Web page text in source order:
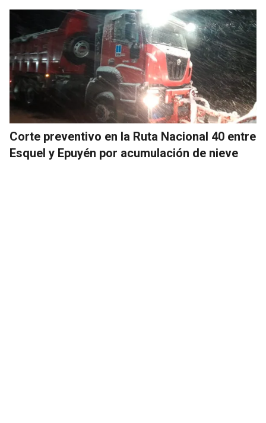
Corte preventivo en la Ruta Nacional 40 entre
Esquel y Epuyén por acumulación de nieve